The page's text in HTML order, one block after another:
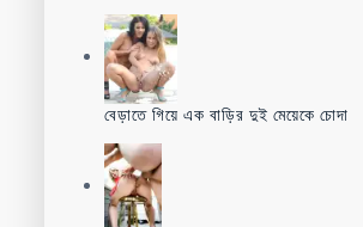
বেড়াতে গিয়ে এক বাড়ির দুই মেয়েকে চোদা